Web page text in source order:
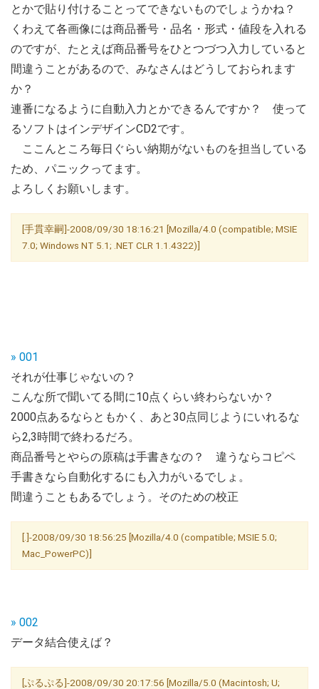
とかで貼り付けることってできないものでしょうかね？
くわえて各画像には商品番号・品名・形式・値段を入れる
のですが、たとえば商品番号をひとつづつ入力していると
間違うことがあるので、みなさんはどうしておられます
か？
連番になるように自動入力とかできるんですか？ 使って
るソフトはインデザインCD2です。
ここんところ毎日ぐらい納期がないものを担当している
ため、パニックってます。
よろしくお願いします。
[手貫幸嗣]-2008/09/30 18:16:21 [Mozilla/4.0 (compatible; MSIE
7.0; Windows NT 5.1; .NET CLR 1.1.4322)]
» 001
それが仕事じゃないの？
こんな所で聞いてる間に10点くらい終わらないか？
2000点あるならともかく、あと30点同じようにいれるな
ら2,3時間で終わるだろ。
商品番号とやらの原稿は手書きなの？ 違うならコピペ
手書きなら自動化するにも入力がいるでしょ。
間違うこともあるでしょう。そのための校正
[.]-2008/09/30 18:56:25 [Mozilla/4.0 (compatible; MSIE 5.0;
Mac_PowerPC)]
» 002
データ結合使えば？
[ぷるぷる]-2008/09/30 20:17:56 [Mozilla/5.0 (Macintosh; U;